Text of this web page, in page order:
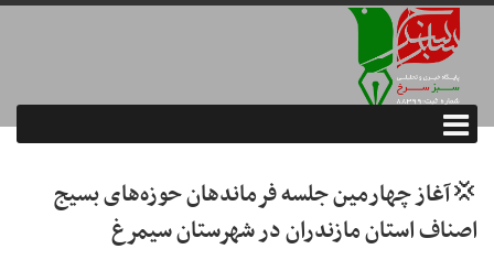
💢آغاز چهارمین جلسه فرماندهان حوزه‌های بسیج
اصناف استان مازندران در شهرستان سیمرغ